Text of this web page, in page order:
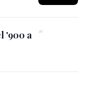
'900 a